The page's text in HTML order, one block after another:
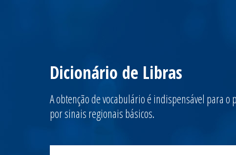
Dicionário de Libras
A obtenção de vocabulário é indispensável para
por sinais regionais básicos.